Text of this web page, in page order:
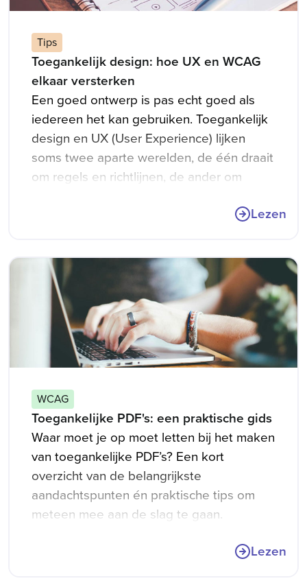
Tips
Toegankelijk design: hoe UX en WCAG
elkaar versterken
Een goed ontwerp is pas echt goed als
iedereen het kan gebruiken. Toegankelijk
design en UX (User Experience) lijken
soms twee aparte werelden, de één draait
om regels en richtlijnen, de ander om
niet alleen bruikbaarder voor alle
gebruikers, maar ook prettiger.
Lezen
WCAG
Toegankelijke PDF's: een praktische gids
Waar moet je op moet letten bij het maken
van toegankelijke PDF’s? Een kort
overzicht van de belangrijkste
aandachtspunten én praktische tips om
meteen mee aan de slag te gaan.
Lezen